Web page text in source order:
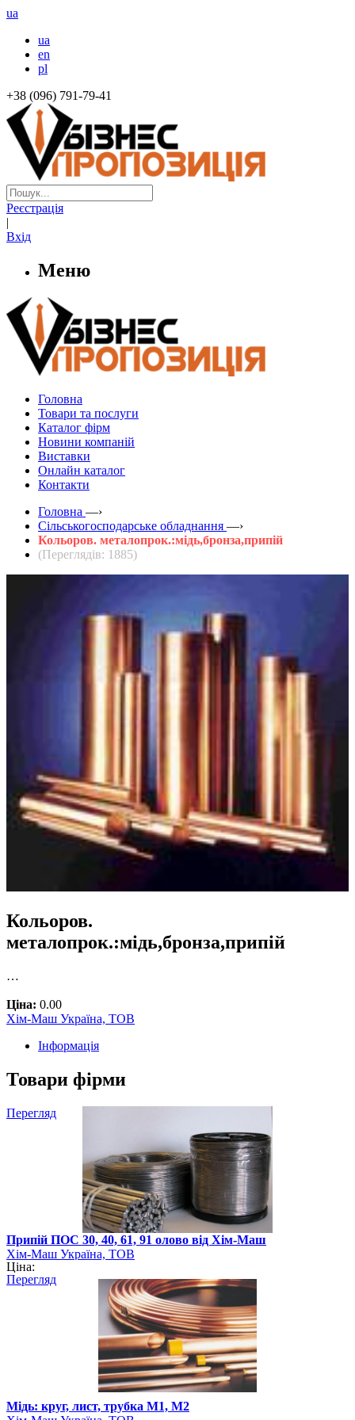
ua
ua
en
pl
+38 (096) 791-79-41
Реєстрація
|
Вхід
Меню
Головна
Товари та послуги
Каталог фірм
Новини компаній
Виставки
Онлайн каталог
Контакти
Головна —›
Сільськогосподарське обладнання —›
Кольоров. металопрок.:мідь,бронза,припій
(Переглядів: 1885)
Кольоров.
металопрок.:мідь,бронза,припій
…
Ціна: 0.00
Хім-Маш Україна, ТОВ
Інформація
Товари фірми
Перегляд
Припій ПОС 30, 40, 61, 91 олово від Хім-Маш
Хім-Маш Україна, ТОВ
Ціна:
Перегляд
Мідь: круг, лист, трубка М1, М2